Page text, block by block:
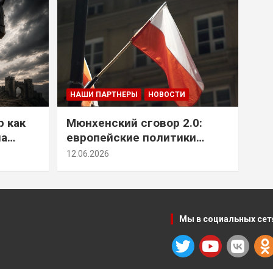
как
юг
НАШИ ПАРТНЕРЫ НОВОСТИ
Мюнхенский сговор 2.0:
европейские политики
снова растят монстра у
12.06.2026
Мы в социальных